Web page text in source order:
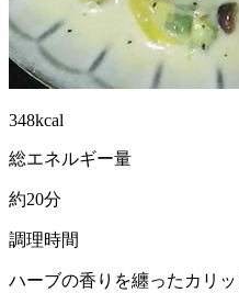
348kcal
総エネルギー量
約20分
調理時間
ハーブの香りを纏ったカリ